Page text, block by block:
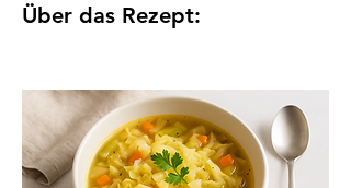
Über das Rezept: